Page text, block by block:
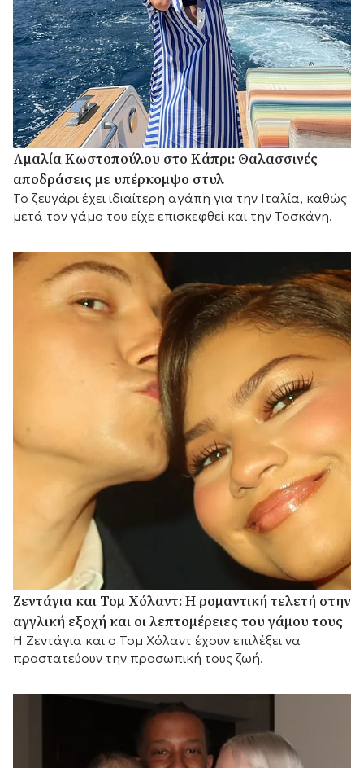
Αμαλία Κωστοπούλου στο Κάπρι: Θαλασσινές
αποδράσεις με υπέρκομψο στυλ
Το ζευγάρι έχει ιδιαίτερη αγάπη για την Ιταλία, καθώς
μετά τον γάμο του είχε επισκεφθεί και την Τοσκάνη.
Ζεντάγια και Τομ Χόλαντ: Η ρομαντική τελετή στην
αγγλική εξοχή και οι λεπτομέρειες του γάμου τους
Η Ζεντάγια και ο Τομ Χόλαντ έχουν επιλέξει να
προστατεύουν την προσωπική τους ζωή.